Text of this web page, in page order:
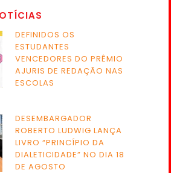
DEFINIDOS OS
ESTUDANTES
VENCEDORES DO PRÊMIO
AJURIS DE REDAÇÃO NAS
ESCOLAS
DESEMBARGADOR
ROBERTO LUDWIG LANÇA
LIVRO “PRINCÍPIO DA
DIALETICIDADE” NO DIA 18
DE AGOSTO